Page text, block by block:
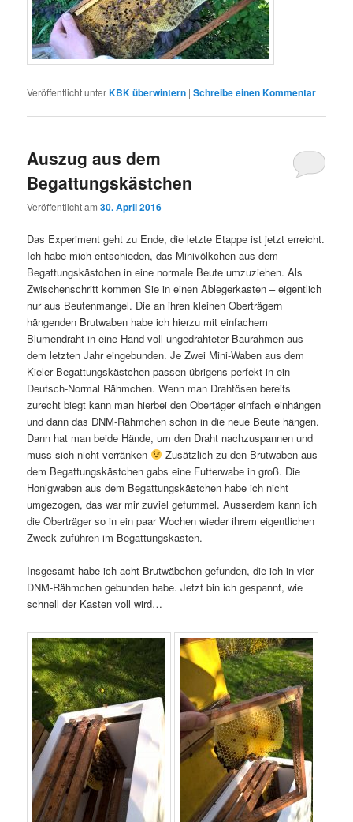
Veröffentlicht unterKBK überwintern |Schreibe einen Kommentar
Auszug aus dem
Begattungskästchen
Veröffentlicht am30. April 2016
Das Experiment geht zu Ende, die letzte Etappe ist jetzt erreicht.
Ich habe mich entschieden, das Minivölkchen aus dem
Begattungskästchen in eine normale Beute umzuziehen. Als
Zwischenschritt kommen Sie in einen Ablegerkasten – eigentlich
nur aus Beutenmangel. Die an ihren kleinen Oberträgern
hängenden Brutwaben habe ich hierzu mit einfachem
Blumendraht in eine Hand voll ungedrahteter Baurahmen aus
dem letzten Jahr eingebunden. Je Zwei Mini-Waben aus dem
Kieler Begattungskästchen passen übrigens perfekt in ein
Deutsch-Normal Rähmchen. Wenn man Drahtösen bereits
zurecht biegt kann man hierbei den Obertäger einfach einhängen
und dann das DNM-Rähmchen schon in die neue Beute hängen.
Dann hat man beide Hände, um den Draht nachzuspannen und
muss sich nicht verränken
Zusätzlich zu den Brutwaben aus
dem Begattungskästchen gabs eine Futterwabe in groß. Die
Honigwaben aus dem Begattungskästchen habe ich nicht
umgezogen, das war mir zuviel gefummel. Ausserdem kann ich
die Oberträger so in ein paar Wochen wieder ihrem eigentlichen
Zweck zuführen im Begattungskasten.
Insgesamt habe ich acht Brutwäbchen gefunden, die ich in vier
DNM-Rähmchen gebunden habe. Jetzt bin ich gespannt, wie
schnell der Kasten voll wird…